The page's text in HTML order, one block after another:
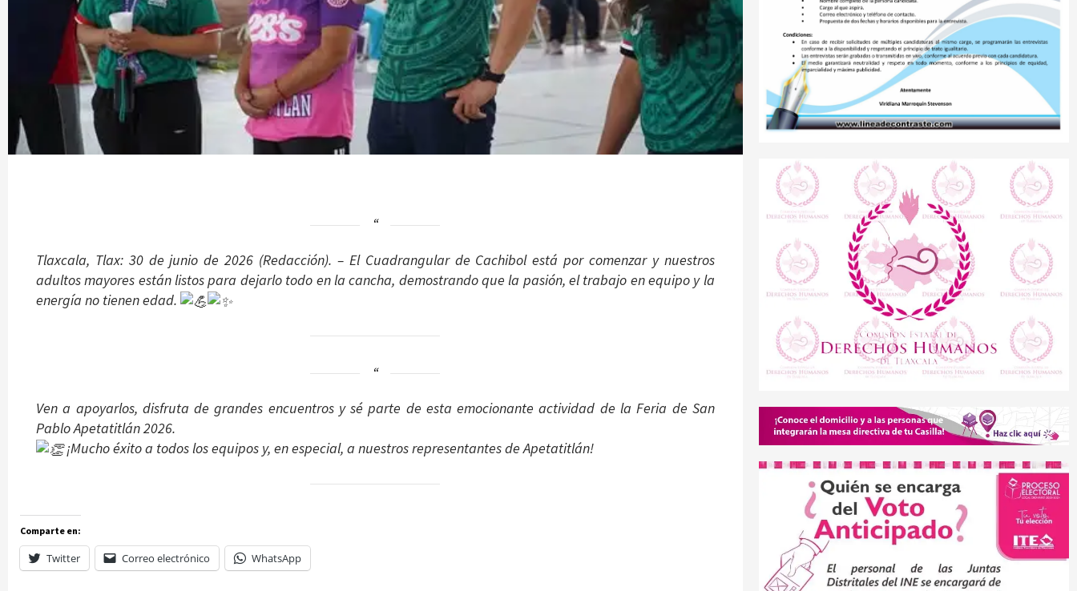
Tlaxcala, Tlax: 30 de junio de 2026 (Redacción). – El Cuadrangular de Cachibol está por comenzar y nuestros
adultos mayores están listos para dejarlo todo en la cancha, demostrando que la pasión, el trabajo en equipo y la
energía no tienen edad.
Ven a apoyarlos, disfruta de grandes encuentros y sé parte de esta emocionante actividad de la Feria de San
Pablo Apetatitlán 2026.
¡Mucho éxito a todos los equipos y, en especial, a nuestros representantes de Apetatitlán!
Comparte en:
Twitter Correo electrónico WhatsApp